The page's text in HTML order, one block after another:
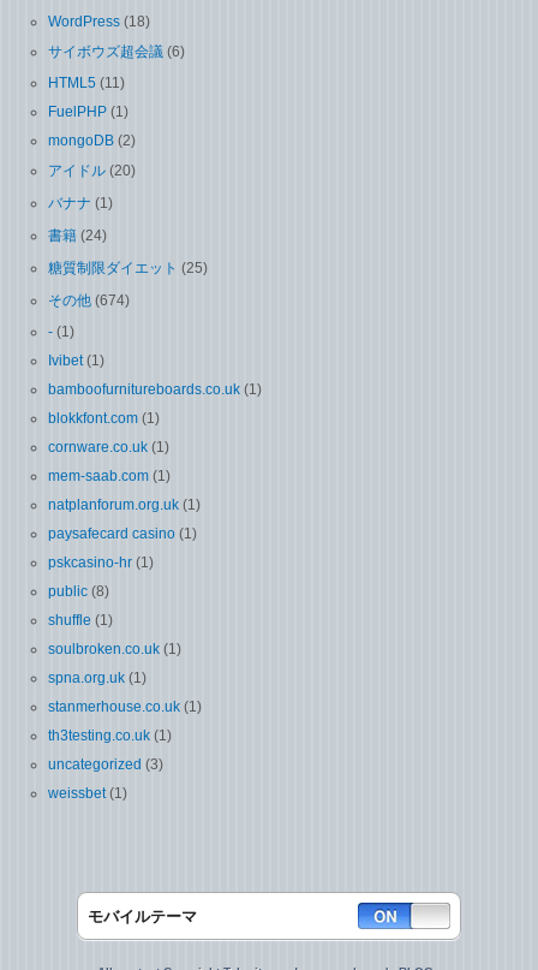
WordPress (18)
サイボウズ超会議 (6)
HTML5 (11)
FuelPHP (1)
mongoDB (2)
アイドル (20)
バナナ (1)
書籍 (24)
糖質制限ダイエット (25)
その他 (674)
- (1)
Ivibet (1)
bamboofurnitureboards.co.uk (1)
blokkfont.com (1)
cornware.co.uk (1)
mem-saab.com (1)
natplanforum.org.uk (1)
paysafecard casino (1)
pskcasino-hr (1)
public (8)
shuffle (1)
soulbroken.co.uk (1)
spna.org.uk (1)
stanmerhouse.co.uk (1)
th3testing.co.uk (1)
uncategorized (3)
weissbet (1)
モバイルテーマ